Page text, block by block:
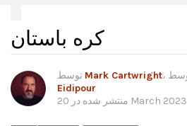
کره باستان
Mark Cartwright
Eidipour
منتشر شده در 20 March 2023